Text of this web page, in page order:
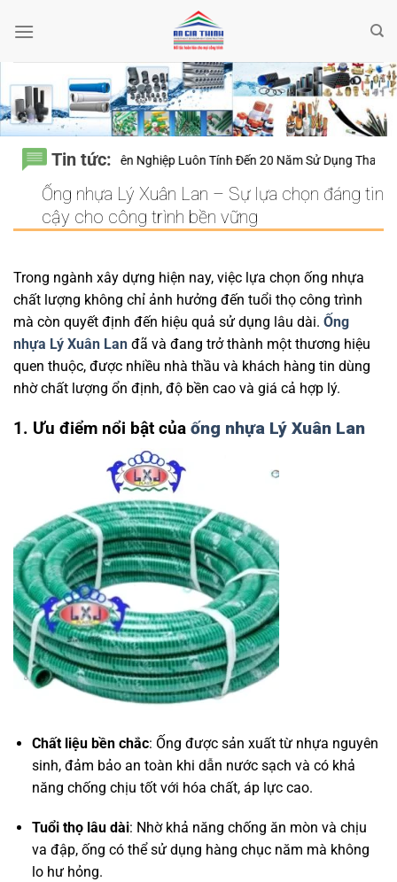
qua
Tin tức:
Chuyên Nghiệp Luôn Tính Đến 20 Năm Sử Dụng Thay Vì Chỉ Giá
Ống nhựa Lý Xuân Lan – Sự lựa chọn đáng tin
cậy cho công trình bền vững
Trong ngành xây dựng hiện nay, việc lựa chọn ống nhựa
chất lượng không chỉ ảnh hưởng đến tuổi thọ công trình
mà còn quyết định đến hiệu quả sử dụng lâu dài. Ống
nhựa Lý Xuân Lan đã và đang trở thành một thương hiệu
quen thuộc, được nhiều nhà thầu và khách hàng tin dùng
nhờ chất lượng ổn định, độ bền cao và giá cả hợp lý.
1. Ưu điểm nổi bật của ống nhựa Lý Xuân Lan
Chất liệu bền chắc: Ống được sản xuất từ nhựa nguyên
sinh, đảm bảo an toàn khi dẫn nước sạch và có khả
năng chống chịu tốt với hóa chất, áp lực cao.
Tuổi thọ lâu dài: Nhờ khả năng chống ăn mòn và chịu
va đập, ống có thể sử dụng hàng chục năm mà không
lo hư hỏng.